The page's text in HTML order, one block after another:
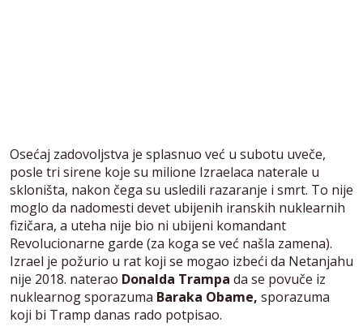
Osećaj zadovoljstva je splasnuo već u subotu uveče,
posle tri sirene koje su milione Izraelaca naterale u
skloništa, nakon čega su usledili razaranje i smrt. To nije
moglo da nadomesti devet ubijenih iranskih nuklearnih
fizičara, a uteha nije bio ni ubijeni komandant
Revolucionarne garde (za koga se već našla zamena).
Izrael je požurio u rat koji se mogao izbeći da Netanjahu
nije 2018. naterao Donalda Trampa da se povuče iz
nuklearnog sporazuma Baraka Obame, sporazuma
koji bi Tramp danas rado potpisao.